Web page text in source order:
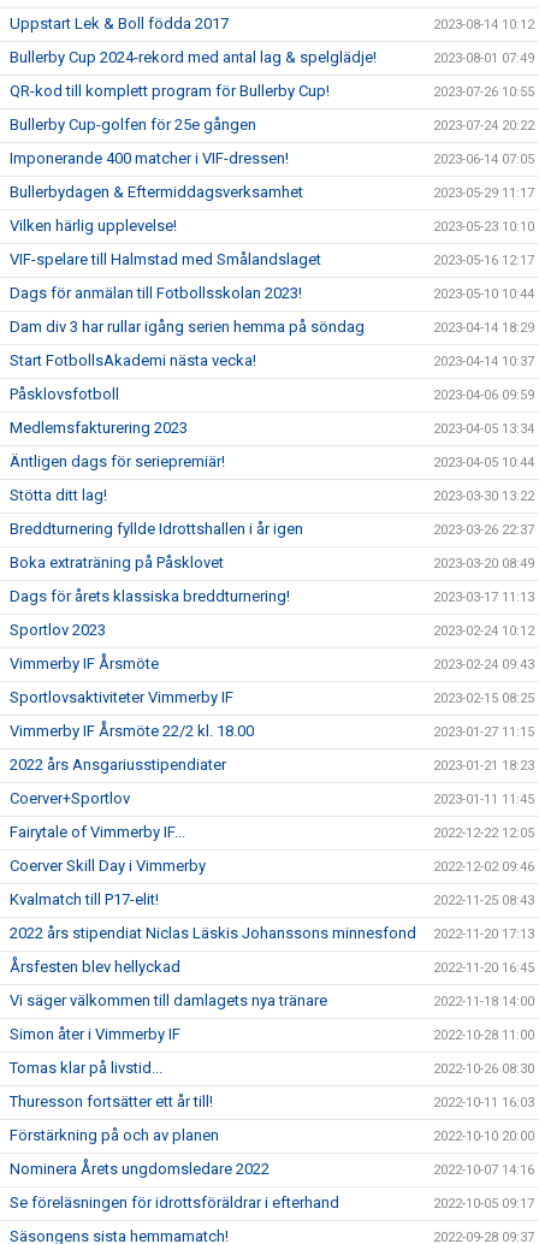
Uppstart Lek & Boll födda 2017 2023-08-14 10:12
Bullerby Cup 2024-rekord med antal lag & spelglädje! 2023-08-01 07:49
QR-kod till komplett program för Bullerby Cup! 2023-07-26 10:55
Bullerby Cup-golfen för 25e gången 2023-07-24 20:22
Imponerande 400 matcher i VIF-dressen! 2023-06-14 07:05
Bullerbydagen & Eftermiddagsverksamhet 2023-05-29 11:17
Vilken härlig upplevelse! 2023-05-23 10:10
VIF-spelare till Halmstad med Smålandslaget 2023-05-16 12:17
Dags för anmälan till Fotbollsskolan 2023! 2023-05-10 10:44
Dam div 3 har rullar igång serien hemma på söndag 2023-04-14 18:29
Start FotbollsAkademi nästa vecka! 2023-04-14 10:37
Påsklovsfotboll 2023-04-06 09:59
Medlemsfakturering 2023 2023-04-05 13:34
Äntligen dags för seriepremiär! 2023-04-05 10:44
Stötta ditt lag! 2023-03-30 13:22
Breddturnering fyllde Idrottshallen i år igen 2023-03-26 22:37
Boka extraträning på Påsklovet 2023-03-20 08:49
Dags för årets klassiska breddturnering! 2023-03-17 11:13
Sportlov 2023 2023-02-24 10:12
Vimmerby IF Årsmöte 2023-02-24 09:43
Sportlovsaktiviteter Vimmerby IF 2023-02-15 08:25
Vimmerby IF Årsmöte 22/2 kl. 18.00 2023-01-27 11:15
2022 års Ansgariusstipendiater 2023-01-21 18:23
Coerver+Sportlov 2023-01-11 11:45
Fairytale of Vimmerby IF... 2022-12-22 12:05
Coerver Skill Day i Vimmerby 2022-12-02 09:46
Kvalmatch till P17-elit! 2022-11-25 08:43
2022 års stipendiat Niclas Läskis Johanssons minnesfond 2022-11-20 17:13
Årsfesten blev hellyckad 2022-11-20 16:45
Vi säger välkommen till damlagets nya tränare 2022-11-18 14:00
Simon åter i Vimmerby IF 2022-10-28 11:00
Tomas klar på livstid... 2022-10-26 08:30
Thuresson fortsätter ett år till! 2022-10-11 16:03
Förstärkning på och av planen 2022-10-10 20:00
Nominera Årets ungdomsledare 2022 2022-10-07 14:16
Se föreläsningen för idrottsföräldrar i efterhand 2022-10-05 09:17
Säsongens sista hemmamatch! 2022-09-28 09:37